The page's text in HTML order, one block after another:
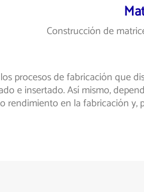
Construcción de
procesos de fabricación que
e insertado. Así mismo,
rendimiento en la fabricación